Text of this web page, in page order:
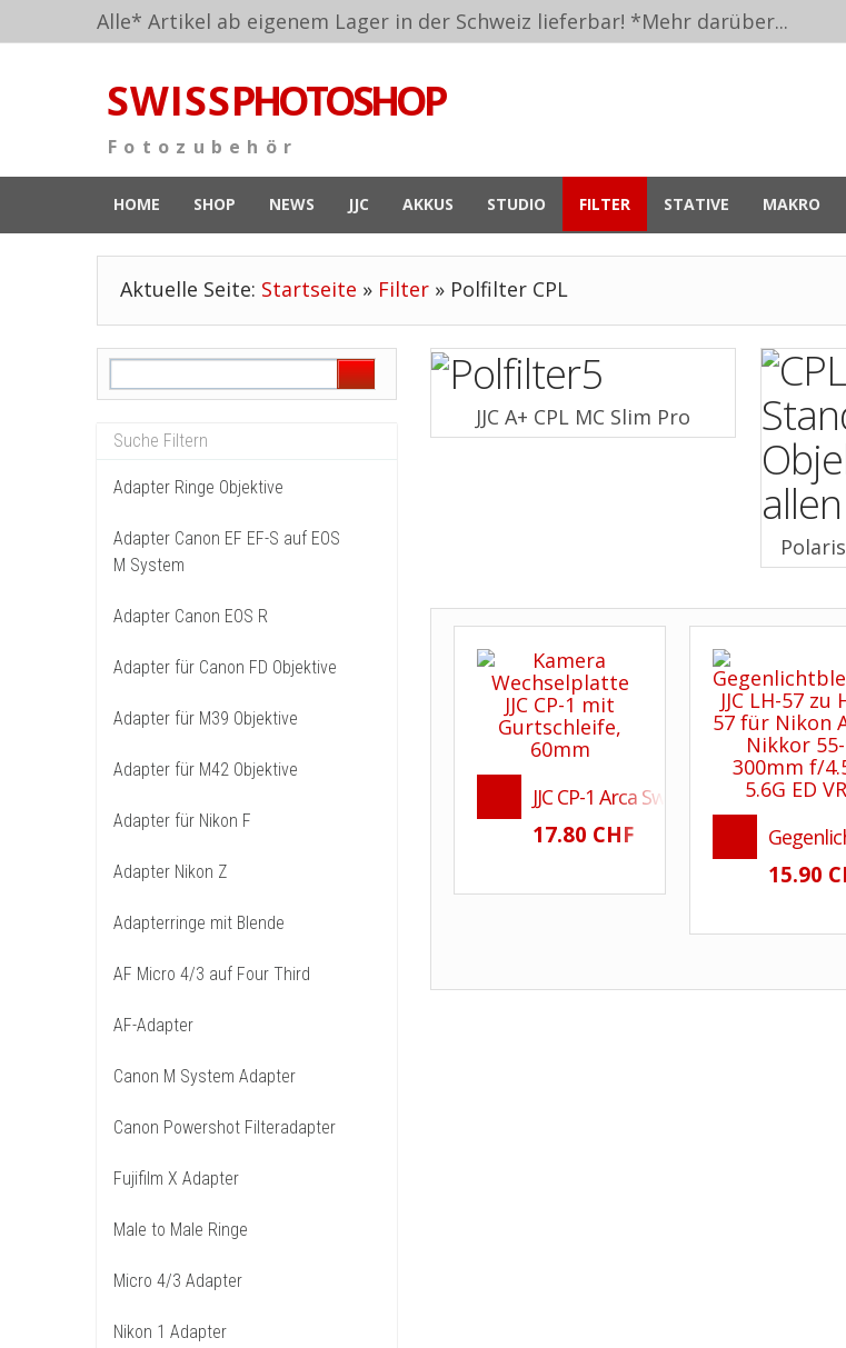
Alle* Artikel ab eigenem Lager in der Schweiz lieferbar! *Mehr darüber...
S W I S SPHOTOSHOP
F o t o z u b e h ö r
HOME SHOP NEWS JJC AKKUS STUDIO FILTER STATIVE MAKRO
Aktuelle Seite: Startseite » Filter » Polfilter CPL
Adapter Ringe Objektive
Adapter Canon EF EF-S auf EOS
M System
Adapter Canon EOS R
Adapter für Canon FD Objektive
Adapter für M39 Objektive
Adapter für M42 Objektive
Adapter für Nikon F
Adapter Nikon Z
Adapterringe mit Blende
AF Micro 4/3 auf Four Third
AF-Adapter
Canon M System Adapter
Canon Powershot Filteradapter
Fujifilm X Adapter
Male to Male Ringe
Micro 4/3 Adapter
Nikon 1 Adapter
JJC A+ CPL MC Slim Pro
JJC CP-1 Arca Swiss kompatible
17.80 CHF
15.90